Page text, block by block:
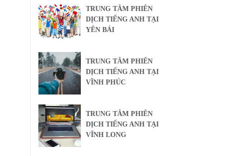
TRUNG TÂM PHIÊN
DỊCH TIẾNG ANH TẠI
YÊN BÁI
TRUNG TÂM PHIÊN
DỊCH TIẾNG ANH TẠI
VĨNH PHÚC
TRUNG TÂM PHIÊN
DỊCH TIẾNG ANH TẠI
VĨNH LONG